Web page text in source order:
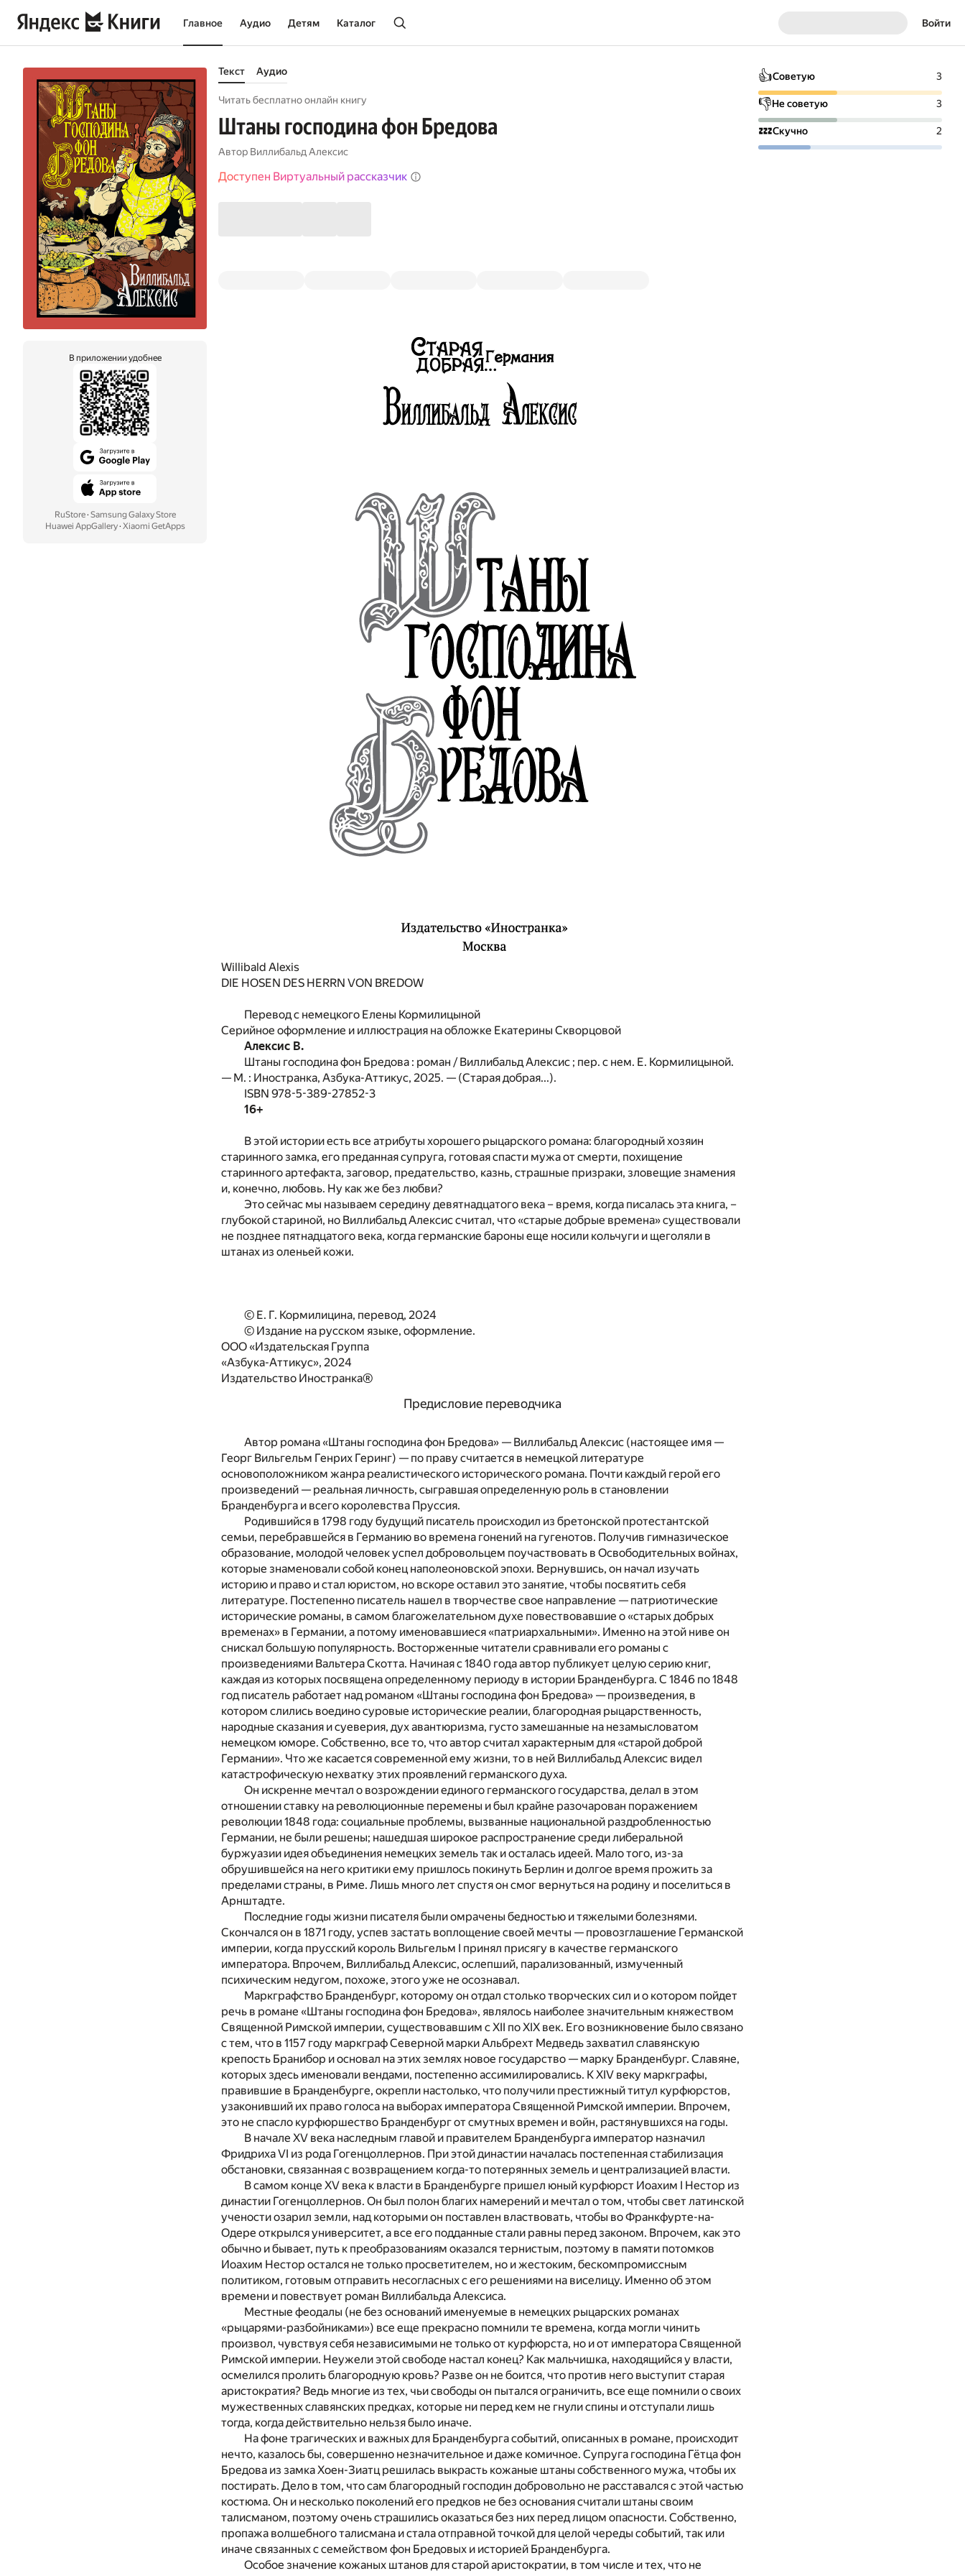
Главное Аудио Детям Каталог Войти
В приложении удобнее
RuStore· Samsung Galaxy Store
Huawei AppGallery· Xiaomi GetApps
Текст Аудио
Читать бесплатно онлайн книгу
Штаны господина фон Бредова
Автор Виллибальд Алексис
Доступен Виртуальный рассказчик
Willibald Alexis
DIE HOSEN DES HERRN VON BREDOW
Перевод с немецкого Елены Кормилицыной
Серийное оформление и иллюстрация на обложке Екатерины Скворцовой
Алексис В.
Штаны господина фон Бредова : роман / Виллибальд Алексис ; пер. с нем. Е. Кормилицыной.
— М. : Иностранка, Азбука-Аттикус, 2025. — (Старая добрая...).
ISBN 978-5-389-27852-3
16+
В этой истории есть все атрибуты хорошего рыцарского романа: благородный хозяин
старинного замка, его преданная супруга, готовая спасти мужа от смерти, похищение
старинного артефакта, заговор, предательство, казнь, страшные призраки, зловещие знамения
и, конечно, любовь. Ну как же без любви?
Это сейчас мы называем середину девятнадцатого века – время, когда писалась эта книга, –
глубокой стариной, но Виллибальд Алексис считал, что «старые добрые времена» существовали
не позднее пятнадцатого века, когда германские бароны еще носили кольчуги и щеголяли в
штанах из оленьей кожи.
© Е. Г. Кормилицина, перевод, 2024
© Издание на русском языке, оформление.
ООО «Издательская Группа
«Азбука-Аттикус», 2024
Издательство Иностранка®
Предисловие переводчика
Автор романа «Штаны господина фон Бредова» — Виллибальд Алексис (настоящее имя —
Георг Вильгельм Генрих Геринг) — по праву считается в немецкой литературе
основоположником жанра реалистического исторического романа. Почти каждый герой его
произведений — реальная личность, сыгравшая определенную роль в становлении
Бранденбурга и всего королевства Пруссия.
Родившийся в 1798 году будущий писатель происходил из бретонской протестантской
семьи, перебравшейся в Германию во времена гонений на гугенотов. Получив гимназическое
образование, молодой человек успел добровольцем поучаствовать в Освободительных войнах,
которые знаменовали собой конец наполеоновской эпохи. Вернувшись, он начал изучать
историю и право и стал юристом, но вскоре оставил это занятие, чтобы посвятить себя
литературе. Постепенно писатель нашел в творчестве свое направление — патриотические
исторические романы, в самом благожелательном духе повествовавшие о «старых добрых
временах» в Германии, а потому именовавшиеся «патриархальными». Именно на этой ниве он
снискал большую популярность. Восторженные читатели сравнивали его романы с
произведениями Вальтера Скотта. Начиная с 1840 года автор публикует целую серию книг,
каждая из которых посвящена определенному периоду в истории Бранденбурга. С 1846 по 1848
год писатель работает над романом «Штаны господина фон Бредова» — произведения, в
котором слились воедино суровые исторические реалии, благородная рыцарственность,
народные сказания и суеверия, дух авантюризма, густо замешанные на незамысловатом
немецком юморе. Собственно, все то, что автор считал характерным для «старой доброй
Германии». Что же касается современной ему жизни, то в ней Виллибальд Алексис видел
катастрофическую нехватку этих проявлений германского духа.
Он искренне мечтал о возрождении единого германского государства, делал в этом
отношении ставку на революционные перемены и был крайне разочарован поражением
революции 1848 года: социальные проблемы, вызванные национальной раздробленностью
Германии, не были решены; нашедшая широкое распространение среди либеральной
буржуазии идея объединения немецких земель так и осталась идеей. Мало того, из-за
обрушившейся на него критики ему пришлось покинуть Берлин и долгое время прожить за
пределами страны, в Риме. Лишь много лет спустя он смог вернуться на родину и поселиться в
Арнштадте.
Последние годы жизни писателя были омрачены бедностью и тяжелыми болезнями.
Скончался он в 1871 году, успев застать воплощение своей мечты — провозглашение Германской
империи, когда прусский король Вильгельм I принял присягу в качестве германского
императора. Впрочем, Виллибальд Алексис, ослепший, парализованный, измученный
психическим недугом, похоже, этого уже не осознавал.
Маркграфство Бранденбург, которому он отдал столько творческих сил и о котором пойдет
речь в романе «Штаны господина фон Бредова», являлось наиболее значительным княжеством
Священной Римской империи, существовавшим с XII по XIX век. Его возникновение было связано
с тем, что в 1157 году маркграф Северной марки Альбрехт Медведь захватил славянскую
крепость Бранибор и основал на этих землях новое государство — марку Бранденбург. Славяне,
которых здесь именовали вендами, постепенно ассимилировались. К XIV веку маркграфы,
правившие в Бранденбурге, окрепли настолько, что получили престижный титул курфюрстов,
узаконивший их право голоса на выборах императора Священной Римской империи. Впрочем,
это не спасло курфюршество Бранденбург от смутных времен и войн, растянувшихся на годы.
В начале XV века наследным главой и правителем Бранденбурга император назначил
Фридриха VI из рода Гогенцоллернов. При этой династии началась постепенная стабилизация
обстановки, связанная с возвращением когда-то потерянных земель и централизацией власти.
В самом конце XV века к власти в Бранденбурге пришел юный курфюрст Иоахим I Нестор из
династии Гогенцоллернов. Он был полон благих намерений и мечтал о том, чтобы свет латинской
учености озарил земли, над которыми он поставлен властвовать, чтобы во Франкфурте-на-
Одере открылся университет, а все его подданные стали равны перед законом. Впрочем, как это
обычно и бывает, путь к преобразованиям оказался тернистым, поэтому в памяти потомков
Иоахим Нестор остался не только просветителем, но и жестоким, бескомпромиссным
политиком, готовым отправить несогласных с его решениями на виселицу. Именно об этом
времени и повествует роман Виллибальда Алексиса.
Местные феодалы (не без оснований именуемые в немецких рыцарских романах
«рыцарями-разбойниками») все еще прекрасно помнили те времена, когда могли чинить
произвол, чувствуя себя независимыми не только от курфюрста, но и от императора Священной
Римской империи. Неужели этой свободе настал конец? Как мальчишка, находящийся у власти,
осмелился пролить благородную кровь? Разве он не боится, что против него выступит старая
аристократия? Ведь многие из тех, чьи свободы он пытался ограничить, все еще помнили о своих
мужественных славянских предках, которые ни перед кем не гнули спины и отступали лишь
тогда, когда действительно нельзя было иначе.
На фоне трагических и важных для Бранденбурга событий, описанных в романе, происходит
нечто, казалось бы, совершенно незначительное и даже комичное. Супруга господина Гётца фон
Бредова из замка Хоен-Зиатц решилась выкрасть кожаные штаны собственного мужа, чтобы их
постирать. Дело в том, что сам благородный господин добровольно не расставался с этой частью
костюма. Он и несколько поколений его предков не без основания считали штаны своим
талисманом, поэтому очень страшились оказаться без них перед лицом опасности. Собственно,
пропажа волшебного талисмана и стала отправной точкой для целой череды событий, так или
иначе связанных с семейством фон Бредовых и историей Бранденбурга.
Особое значение кожаных штанов для старой аристократии, в том числе и тех, что не
👍Советую 3
👎Не советую 3
💤Скучно 2